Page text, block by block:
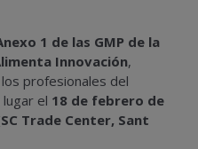
1 de las GMP de la
Innovación,
profesionales del
el 18 de febrero de
Trade Center, Sant